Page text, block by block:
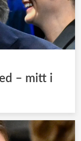
– mitt i